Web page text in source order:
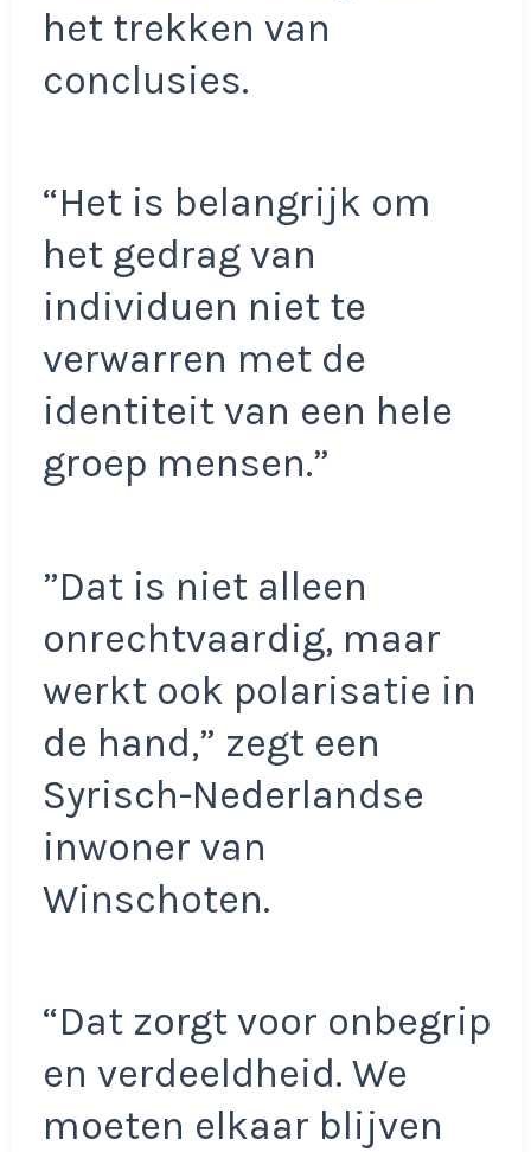
het trekken van
conclusies.
“Het is belangrijk om
het gedrag van
individuen niet te
verwarren met de
identiteit van een hele
groep mensen.”
”Dat is niet alleen
onrechtvaardig, maar
werkt ook polarisatie in
de hand,” zegt een
Syrisch-Nederlandse
inwoner van
Winschoten.
“Dat zorgt voor onbegrip
en verdeeldheid. We
moeten elkaar blijven